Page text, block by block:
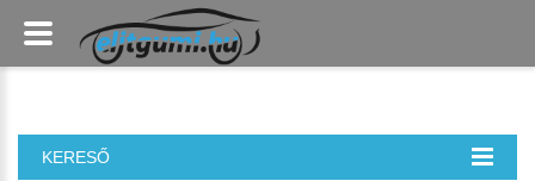
KERESŐ